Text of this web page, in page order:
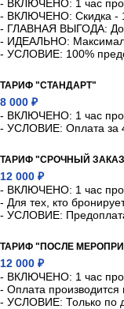
- ВКЛЮЧЕНО: 1 час
- ВКЛЮЧЕНО: Скидка -
- ГЛАВНАЯ ВЫГОДА:
- ИДЕАЛЬНО:
- УСЛОВИЕ: 100%
ТАРИФ "СТАНДАРТ"
8 000 ₽
- ВКЛЮЧЕНО: 1 час
- УСЛОВИЕ: Оплата за
ТАРИФ "СРОЧНЫЙ
12 000 ₽
- ВКЛЮЧЕНО: 1 час
- Для тех, кто
- УСЛОВИЕ: Предоплата
ТАРИФ "ПОСЛЕ
12 000 ₽
- ВКЛЮЧЕНО: 1 час
- Оплата
- УСЛОВИЕ: Только по